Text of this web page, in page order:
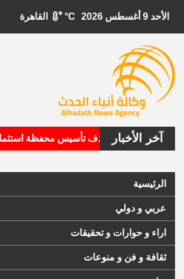
الأحد 9 أغسطس 2026 °C
آخر الأخبار
الأمريكية تستهدف تأسيس محفظة
الرئيسية
عربي و دولي
اراء و حوارات و تحقيقات
ثقافة و فن و منوعات